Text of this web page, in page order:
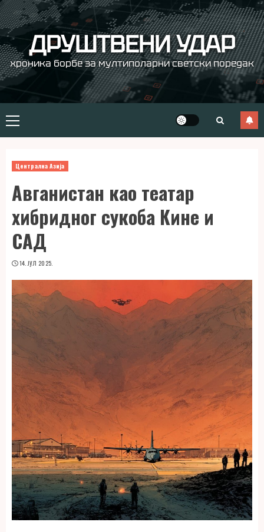
Skip
to
content ДРУШТВЕНИ УДАР
хроника борбе за мултиполарни светски поредак
Primary
Menu
Централна Азија
Авганистан као театар
хибридног сукоба Кине и
САД
14. ЈУЛ 2025.